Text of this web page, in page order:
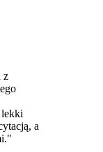
z
a
"